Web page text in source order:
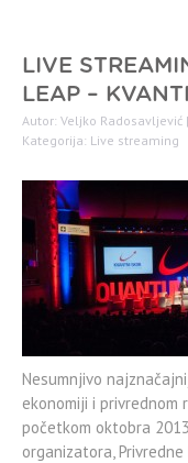
LIVE
LEAP –
Autor: Veljko
Kategorija: Live streaming
Nesumnjivo
ekonomiji i privrednom
početkom oktobra
organizatora,